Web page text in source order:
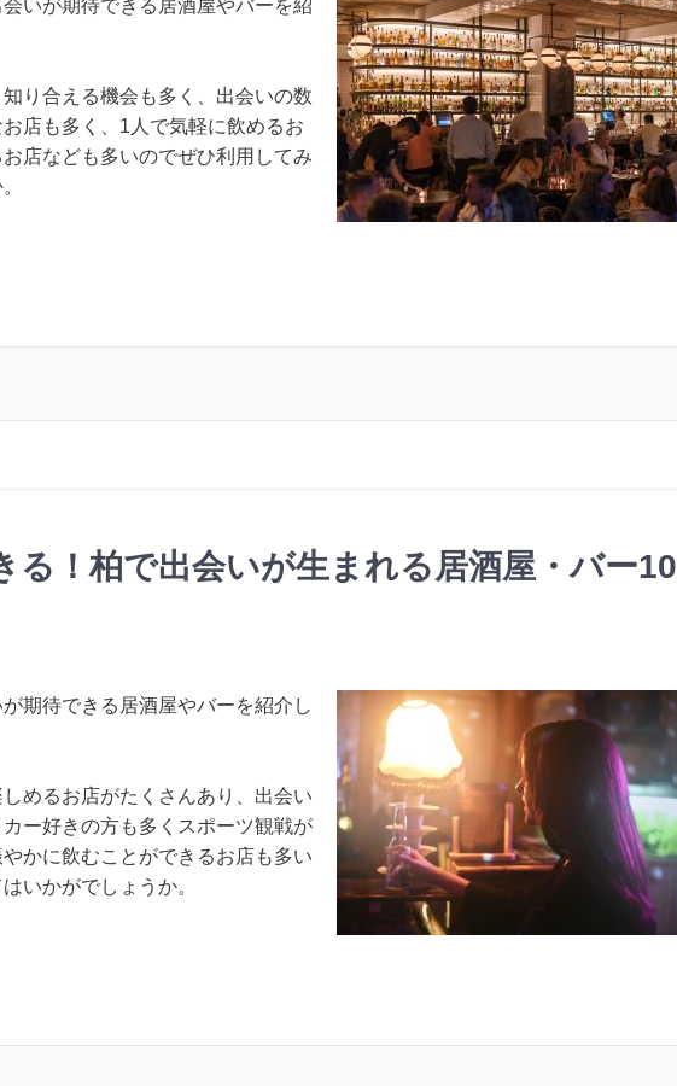
いが期待できる居酒屋やバーを紹
り合える機会も多く、出会いの数
店も多く、1人で気軽に飲めるお
店なども多いのでぜひ利用してみ
る！柏で出会いが生まれる居酒屋・バー10
期待できる居酒屋やバーを紹介し
めるお店がたくさんあり、出会い
ー好きの方も多くスポーツ観戦が
かに飲むことができるお店も多い
いかがでしょうか。